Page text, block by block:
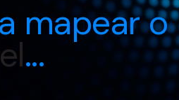
mapear o
...